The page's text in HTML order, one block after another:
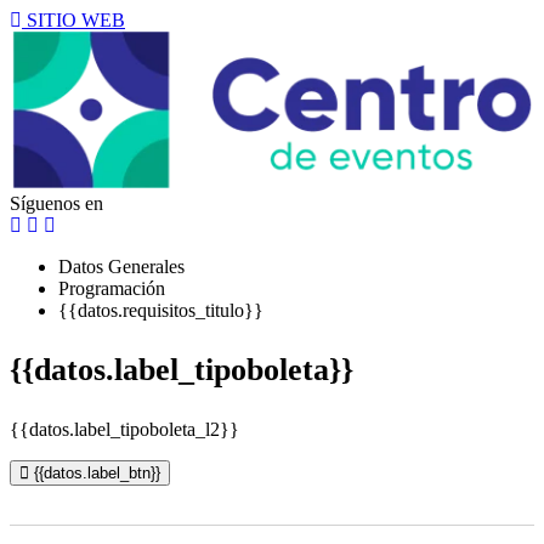
SITIO WEB
Síguenos en
Datos Generales
Programación
{{datos.requisitos_titulo}}
{{datos.label_tipoboleta}}
{{datos.label_tipoboleta_l2}}
{{datos.label_btn}}